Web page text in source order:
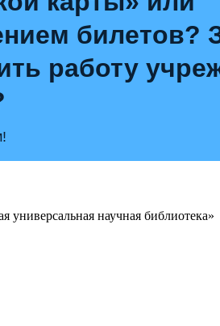
билетов?
работу
универсальная научная библиотека»